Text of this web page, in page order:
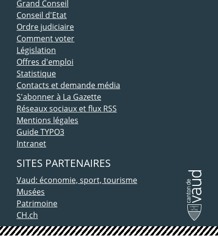
ACCÈS DIRECT
Grand Conseil
Conseil d'Etat
Ordre judiciaire
Comment voter
Législation
Offres d'emploi
Statistique
Contacts et demande média
S'abonner à La Gazette
Réseaux sociaux et flux RSS
Mentions légales
Guide TYPO3
Intranet
SITES PARTENAIRES
Vaud: économie, sport, tourisme
Musées
Patrimoine
CH.ch